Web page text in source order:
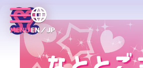
MENUEN／JP